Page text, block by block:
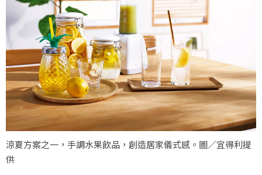
涼夏方案之一，手調水果飲品，創造居家儀式感。圖／宜得利提
供